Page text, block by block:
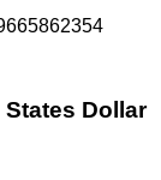
Dollar